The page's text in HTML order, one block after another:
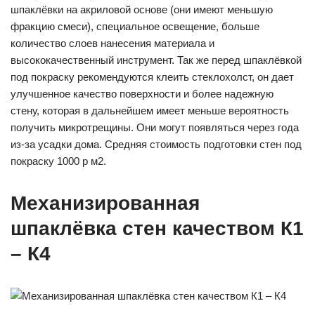
шпаклёвки на акриловой основе (они имеют меньшую
фракцию смеси), специальное освещение, больше
количество слоев нанесения материала и
высококачественный инструмент. Так же перед шпаклёвкой
под покраску рекомендуются клеить стеклохолст, он дает
улучшенное качество поверхности и более надежную
стену, которая в дальнейшем имеет меньше вероятность
получить микротрещины. Они могут появляться через года
из-за усадки дома. Средняя стоимость подготовки стен под
покраску 1000 р м2.
Механизированная
шпаклёвка стен качеством К1
– К4